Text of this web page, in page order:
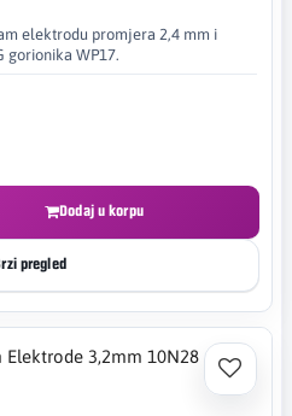
elektrodu promjera 2,4 mm i
gorionika WP17.
Dodaj u korpu
pregled